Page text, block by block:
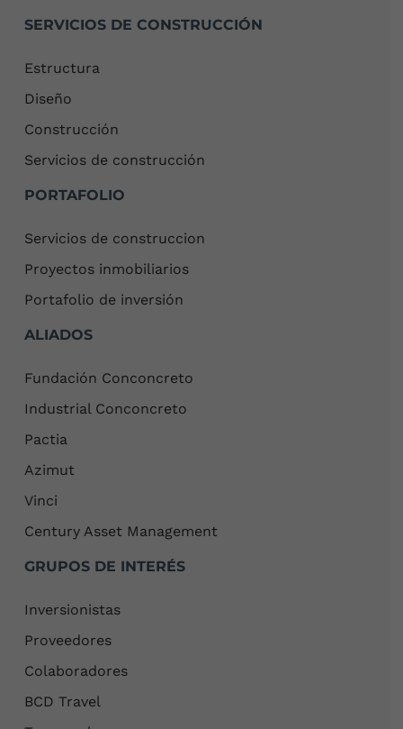
SERVICIOS DE CONSTRUCCIÓN
Estructura
Diseño
Construcción
Servicios de construcción
PORTAFOLIO
Servicios de construccion
Proyectos inmobiliarios
Portafolio de inversión
ALIADOS
Fundación Conconcreto
Industrial Conconcreto
Pactia
Azimut
Vinci
Century Asset Management
GRUPOS DE INTERÉS
Inversionistas
Proveedores
Colaboradores
BCD Travel